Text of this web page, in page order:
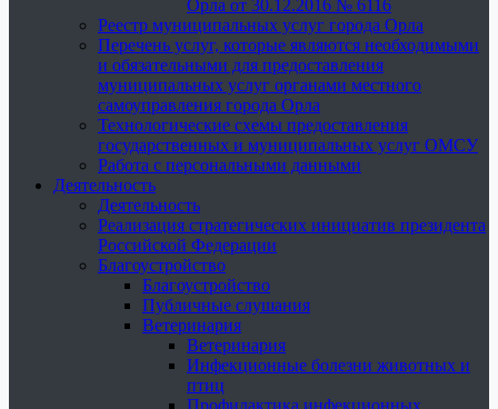
Орла от 30.12.2016 № 6116
Реестр муниципальных услуг города Орла
Перечень услуг, которые являются необходимыми
и обязательными для предоставления
муниципальных услуг органами местного
самоуправления города Орла
Технологические схемы предоставления
государственных и муниципальных услуг ОМСУ
Работа с персональными данными
Деятельность
Деятельность
Реализация стратегических инициатив президента
Российской Федерации
Благоустройство
Благоустройство
Публичные слушания
Ветеринария
Ветеринария
Инфекционные болезни животных и
птиц
Профилактика инфекционных